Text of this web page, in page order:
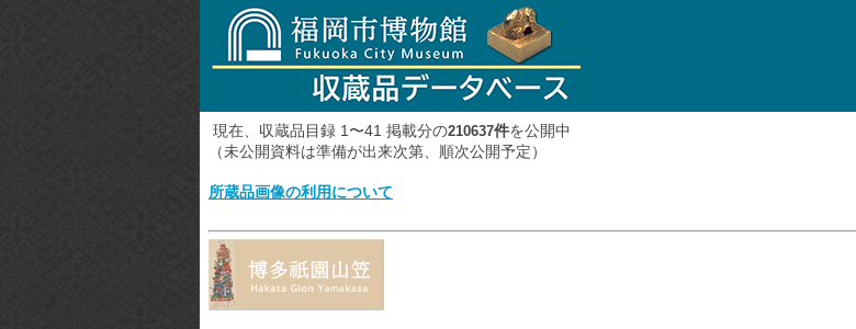
現在、収蔵品目録 1〜41 掲載分の210637件を公開中
（未公開資料は準備が出来次第、順次公開予定）
所蔵品画像の利用について